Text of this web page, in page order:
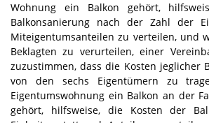
Wohnung ein Balkon gehört,
Balkonsanierung nach der Zahl der
Miteigentumsanteilen zu verteilen, und
Beklagten zu verurteilen, einer
zuzustimmen, dass die Kosten jeglicher
von den sechs Eigentümern zu
Eigentumswohnung ein Balkon an der
gehört, hilfsweise, die Kosten der